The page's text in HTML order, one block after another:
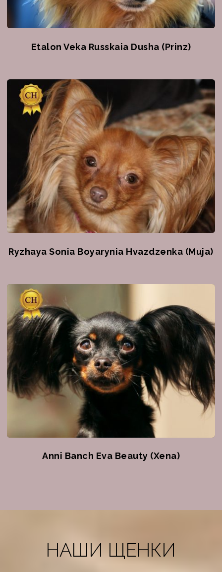
Etalon Veka Russkaia Dusha (Prinz)
Ryzhaya Sonia Boyarynia Hvazdzenka (Muja)
Anni Banch Eva Beauty (Xena)
НАШИ ЩЕНКИ